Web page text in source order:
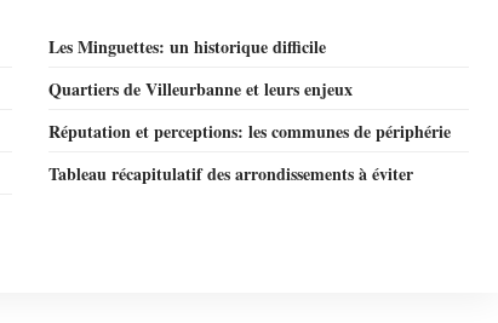
Les Minguettes: un historique difficile
Quartiers de Villeurbanne et leurs enjeux
Réputation et perceptions: les communes de périphérie
Tableau récapitulatif des arrondissements à éviter